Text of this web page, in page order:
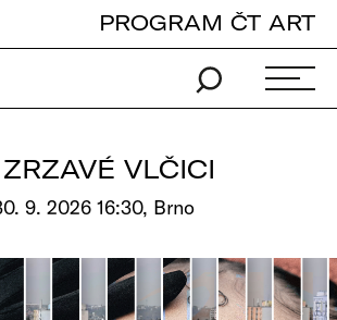
PROGRAM ČT ART
VLČICI
9. 2026 16:30, Brno